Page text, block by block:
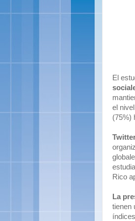
El
el
(75%)
Rico
La
tienen